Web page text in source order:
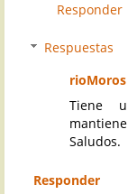
Responder
Respuestas
rioMoros
Tiene
Saludos.
Responder